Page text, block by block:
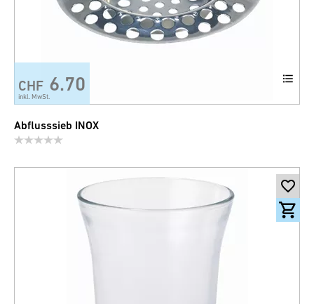
CHF 6.70
inkl. MwSt.
Abflusssieb INOX